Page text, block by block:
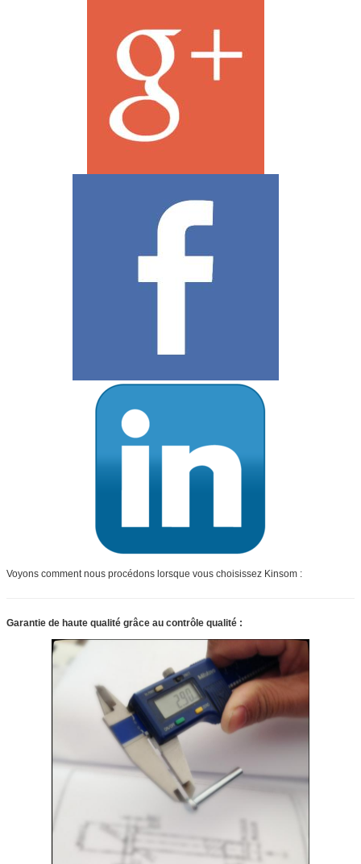
Voyons comment nous procédons lorsque vous choisissez Kinsom :
Garantie de haute qualité grâce au contrôle qualité :